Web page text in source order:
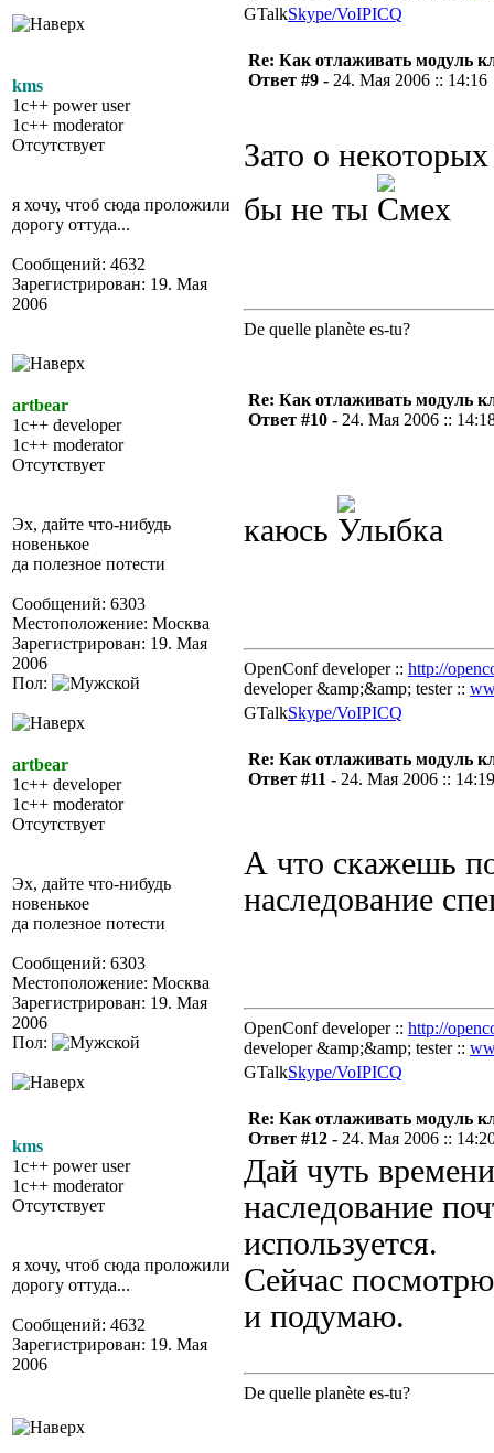
GTalkSkype/VoIPICQ
kms
1c++ power user
1c++ moderator
Отсутствует
я хочу, чтоб сюда проложили
дорогу оттуда...
Сообщений: 4632
Зарегистрирован: 19. Мая
2006
Re: Как отлаживать модуль
Ответ #9 - 24. Мая 2006 :: 14:16
Зато о
бы не ты
De quelle planète es-tu?
artbear
1c++ developer
1c++ moderator
Отсутствует
Эх, дайте что-нибудь
новенькое
да полезное потести
Сообщений: 6303
Местоположение: Москва
Зарегистрирован: 19. Мая
2006
Пол:
Re: Как отлаживать модуль
Ответ #10 - 24. Мая 2006 ::
каюсь
OpenConf developer :: http://
developer &amp;&amp; tester ::
GTalkSkype/VoIPICQ
artbear
1c++ developer
1c++ moderator
Отсутствует
Эх, дайте что-нибудь
новенькое
да полезное потести
Сообщений: 6303
Местоположение: Москва
Зарегистрирован: 19. Мая
2006
Пол:
Re: Как отлаживать модуль
Ответ #11 - 24. Мая 2006 :: 14:19
А что скажешь
наследование
OpenConf developer :: http://
developer &amp;&amp; tester ::
GTalkSkype/VoIPICQ
kms
1c++ power user
1c++ moderator
Отсутствует
я хочу, чтоб сюда проложили
дорогу оттуда...
Сообщений: 4632
Зарегистрирован: 19. Мая
2006
Re: Как отлаживать модуль
Ответ #12 - 24. Мая 2006 ::
Дай чуть
наследование
используется.
Сейчас
и подумаю.
De quelle planète es-tu?